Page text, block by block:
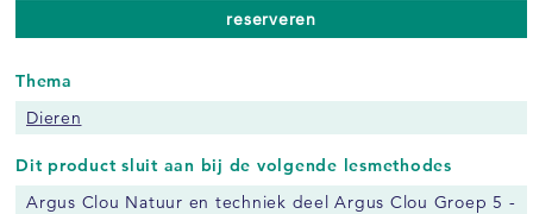
reserveren
Thema
Dieren
Dit product sluit aan bij de volgende lesmethodes
Argus Clou Natuur en techniek deel Argus Clou Groep 5 -